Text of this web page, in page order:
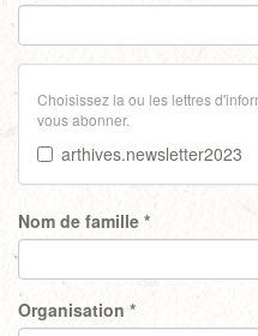
Choisissez la ou les lettres
vous abonner.
arthives.newsletter2023
Nom de famille *
Organisation *